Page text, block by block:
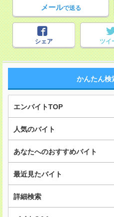
メールで送る
シェア ツイ
かんたん検
エンバイトTOP
人気のバイト
あなたへのおすすめバイト
最近見たバイト
詳細検索